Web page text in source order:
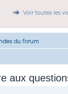
Voir toutes les
Index du forum
aux